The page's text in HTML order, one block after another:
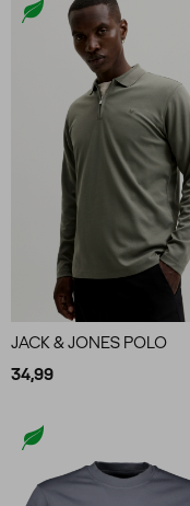
JACK & JONES POLO
34,99